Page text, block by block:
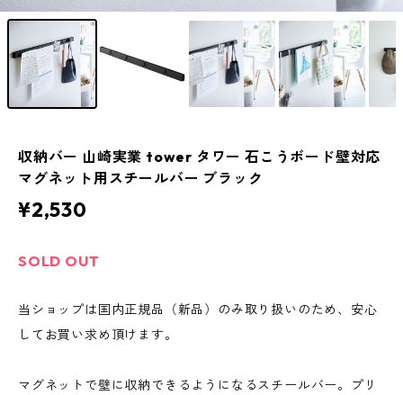
収納バー 山崎実業 tower タワー 石こうボード壁対応
マグネット用スチールバー ブラック
¥2,530
SOLD OUT
当ショップは国内正規品（新品）のみ取り扱いのため、安心
してお買い求め頂けます。
マグネットで壁に収納できるようになるスチールバー。プリ